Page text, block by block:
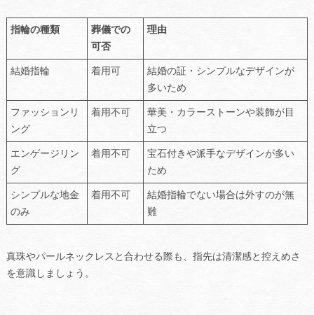
指輪の種類
葬儀での
可否
理由
結婚指輪 着用可
結婚の証・シンプルなデザインが
多いため
ファッションリ
ング
着用不可
華美・カラーストーンや装飾が目
立つ
エンゲージリン
グ
着用不可
宝石付きや派手なデザインが多い
ため
シンプルな地金
のみ
着用不可
結婚指輪でない場合は外すのが無
難
真珠やパールネックレスと合わせる際も、指先は清潔感と控えめさ
を意識しましょう。